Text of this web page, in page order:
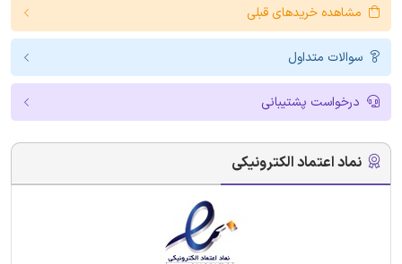
مشاهده خریدهای قبلی
سوالات متداول
درخواست پشتیبانی
نماد اعتماد الکترونیکی